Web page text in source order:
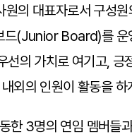
의 대표자로서 구성
드(Junior Board)를
선의 가치로 여기고,
외의 인원이 활동을 하
한 3명의 연임 멤버들